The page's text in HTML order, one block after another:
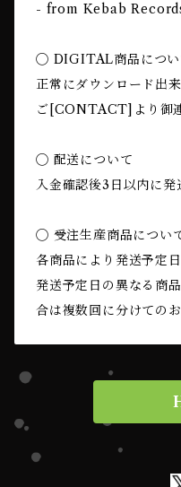
- from Kebab
◯ DIGITAL商品につい
正常にダウンロード出
ご[CONTACT]より御
◯ 配送について
入金確認後3日以内に発
◯ 受注生産商品につい
各商品により発送予定
発送予定日の異なる商
合は複数回に分けての